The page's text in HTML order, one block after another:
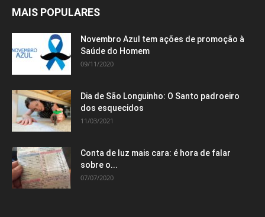
MAIS POPULARES
Novembro Azul tem ações de promoção à
Saúde do Homem
09/11/2020
Dia de São Longuinho: O Santo padroeiro
dos esquecidos
11/03/2021
Conta de luz mais cara: é hora de falar
sobre o...
07/07/2020